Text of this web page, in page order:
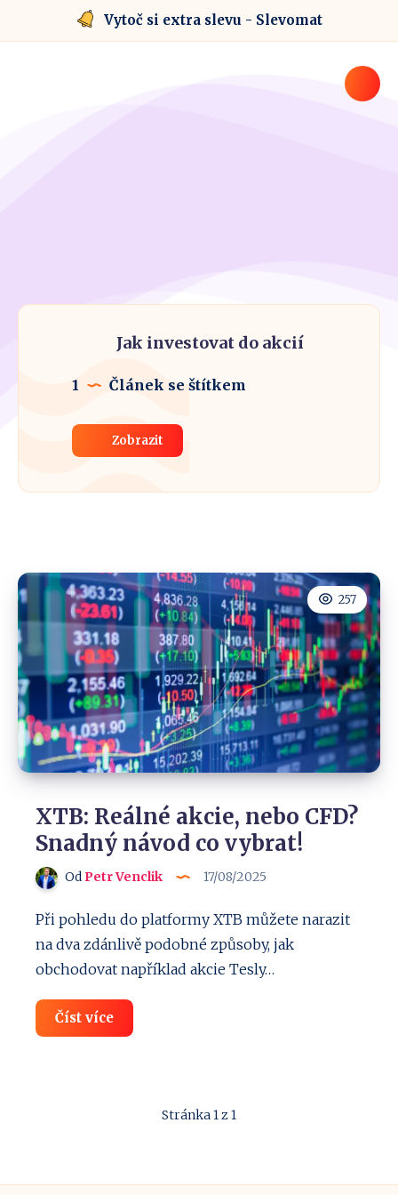
Vytoč si extra slevu - Slevomat
Jak investovat do akcií
1 Článek se štítkem
Zobrazit
257
XTB: Reálné akcie, nebo CFD?
Snadný návod co vybrat!
Od Petr Venclik 17/08/2025
Při pohledu do platformy XTB můžete narazit
na dva zdánlivě podobné způsoby, jak
obchodovat například akcie Tesly…
Číst víceXTB:
Reálné
Stránka 1 z 1